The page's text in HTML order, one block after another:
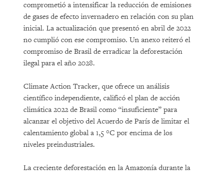
comprometió a intensificar la reducción de emisiones
de gases de efecto invernadero en relación con su plan
inicial. La actualización que presentó en abril de 2022
no cumplió con ese compromiso. Un anexo reiteró el
compromiso de Brasil de erradicar la deforestación
ilegal para el año 2028.
Climate Action Tracker, que ofrece un análisis
científico independiente, calificó el plan de acción
climática 2022 de Brasil como “insuficiente” para
alcanzar el objetivo del Acuerdo de París de limitar el
calentamiento global a 1,5 °C por encima de los
niveles preindustriales.
La creciente deforestación en la Amazonía durante la